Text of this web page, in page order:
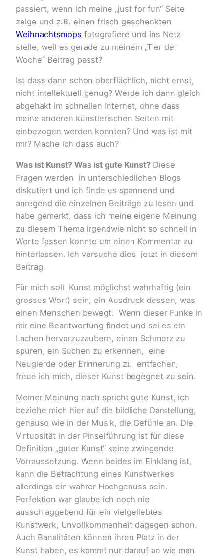
passiert, wenn ich meine „just for fun“ Seite
zeige und z.B. einen frisch geschenkten
Weihnachtsmops fotografiere und ins Netz
stelle, weil es gerade zu meinem „Tier der
Woche“ Beitrag passt?
Ist dass dann schon oberflächlich, nicht ernst,
nicht intellektuell genug? Werde ich dann gleich
abgehakt im schnellen Internet, ohne dass
meine anderen künstlerischen Seiten mit
einbezogen werden konnten? Und was ist mit
mir? Mache ich dass auch?
Was ist Kunst? Was ist gute Kunst? Diese
Fragen werden in unterschiedlichen Blogs
diskutiert und ich finde es spannend und
anregend die einzelnen Beiträge zu lesen und
habe gemerkt, dass ich meine eigene Meinung
zu diesem Thema irgendwie nicht so schnell in
Worte fassen konnte um einen Kommentar zu
hinterlassen. Ich versuche dies jetzt in diesem
Beitrag.
Für mich soll Kunst möglichst wahrhaftig (ein
grosses Wort) sein, ein Ausdruck dessen, was
einen Menschen bewegt. Wenn dieser Funke in
mir eine Beantwortung findet und sei es ein
Lachen hervorzuzaubern, einen Schmerz zu
spüren, ein Suchen zu erkennen, eine
Neugierde oder Erinnerung zu entfachen,
freue ich mich, dieser Kunst begegnet zu sein.
Meiner Meinung nach spricht gute Kunst, ich
beziehe mich hier auf die bildliche Darstellung,
genauso wie in der Musik, die Gefühle an. Die
Virtuosität in der Pinselführung ist für diese
Definition „guter Kunst“ keine zwingende
Vorraussetzung. Wenn beides im Einklang ist,
kann die Betrachtung eines Kunstwerkes
allerdings ein wahrer Hochgenuss sein.
Perfektion war glaube ich noch nie
ausschlaggebend für ein vielgeliebtes
Kunstwerk, Unvollkommenheit dagegen schon.
Auch Banalitäten können ihren Platz in der
Kunst haben, es kommt nur darauf an wie man